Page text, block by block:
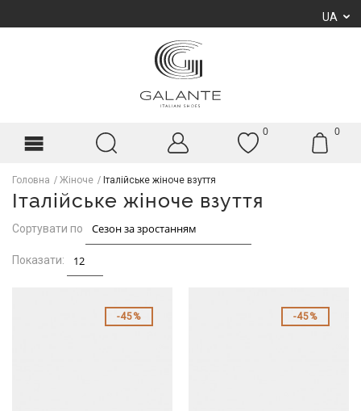
UA
0 0
Головна Жіноче Італійське жіноче взуття
Італійське жіноче взуття
Сортувати по
Показати:
45% 45%